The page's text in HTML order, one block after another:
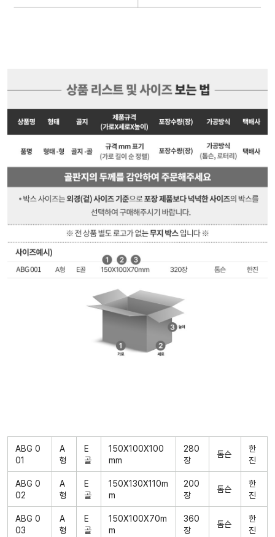
ABG 0
01
A
형
E
골
150X100X100
mm
280
장
톰슨
한
진
ABG 0
02
A
형
E
골
150X130X110m
m
200
장
톰슨
한
진
ABG 0
03
A
형
E
골
150X100X70m
m
360
장
톰슨
한
진